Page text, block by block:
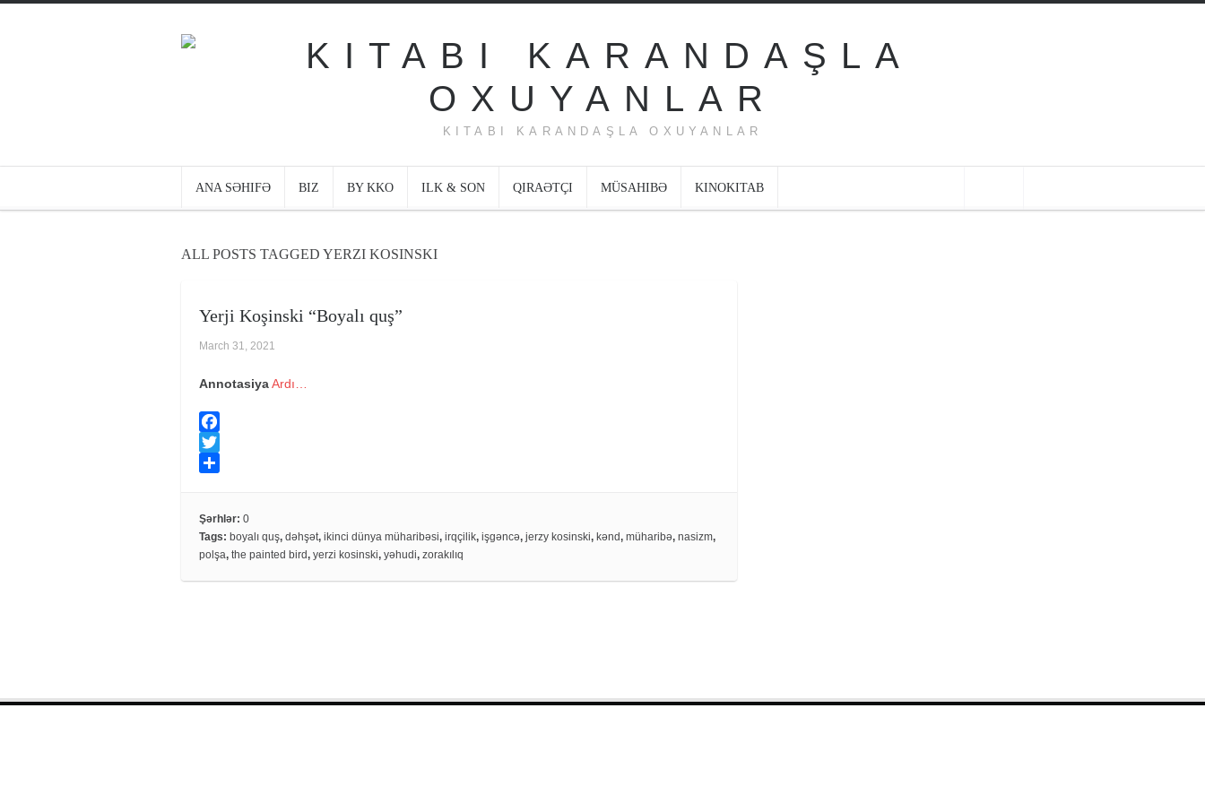
KITABI KARANDAŞLA OXUYANLAR
ANA SƏHIFƏ BIZ BY KKO ILK & SON QIRAƏTÇI MÜSAHIBƏ KINOKITAB
ALL POSTS TAGGED YERZI KOSINSKI
Yerji Koşinski “Boyalı quş”
March 31, 2021
AnnotasiyaArdı…
F
a
b
o
o
k
T
t
t
e
r
a
r
e
Şərhlər: 0
Tags: boyalı quş, dəhşət, ikinci dünya müharibəsi, irqçilik, işgəncə, jerzy kosinski, kənd, müharibə, nasizm,
polşa, the painted bird, yerzi kosinski, yəhudi, zorakılıq